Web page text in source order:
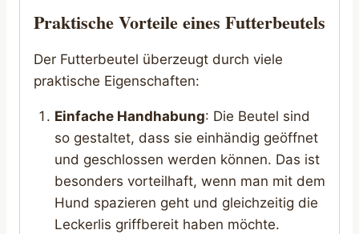
Praktische Vorteile eines Futterbeutels
Der Futterbeutel überzeugt durch viele
praktische Eigenschaften:
Einfache Handhabung: Die Beutel sind
so gestaltet, dass sie einhändig geöffnet
und geschlossen werden können. Das ist
besonders vorteilhaft, wenn man mit dem
Hund spazieren geht und gleichzeitig die
Leckerlis griffbereit haben möchte.